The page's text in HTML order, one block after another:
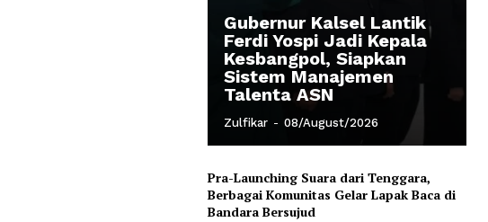
Gubernur Kalsel Lantik
Ferdi Yospi Jadi Kepala
Kesbangpol, Siapkan
Sistem Manajemen
Talenta ASN
Zulfikar - 08/August/2026
Pra-Launching Suara dari Tenggara,
Berbagai Komunitas Gelar Lapak Baca di
Bandara Bersujud